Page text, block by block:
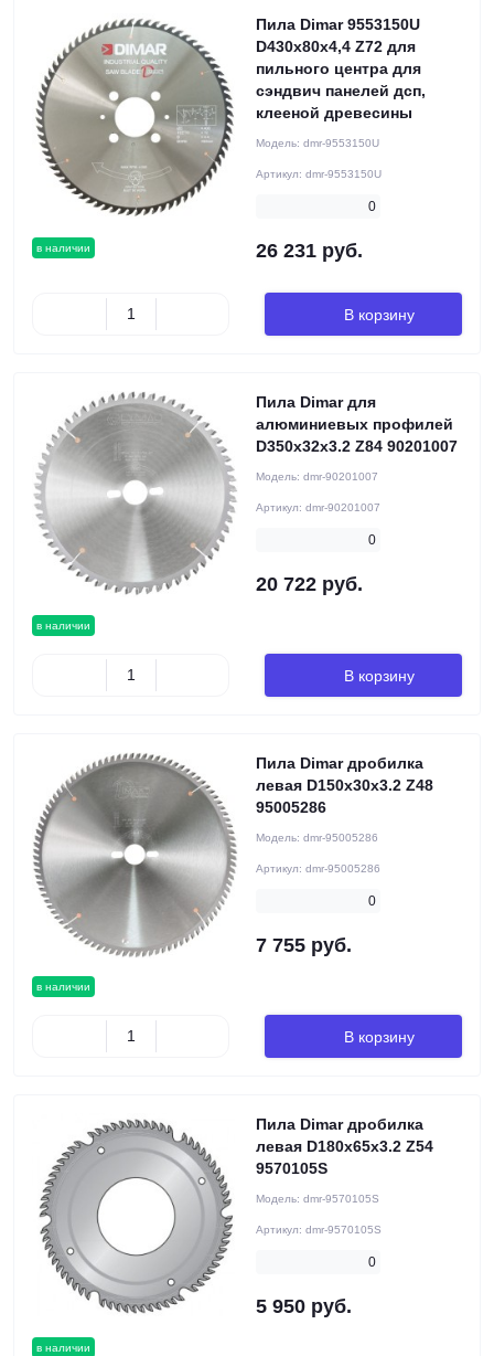
в наличии
Пила Dimar 9553150U
D430x80x4,4 Z72 для
пильного центра для
сэндвич панелей дсп,
клееной древесины
Модель: dmr-9553150U
Артикул: dmr-9553150U
0
26 231 руб.
В корзину
в наличии
Пила Dimar для
алюминиевых профилей
D350x32x3.2 Z84 90201007
Модель: dmr-90201007
Артикул: dmr-90201007
0
20 722 руб.
В корзину
в наличии
Пила Dimar дробилка
левая D150x30x3.2 Z48
95005286
Модель: dmr-95005286
Артикул: dmr-95005286
0
7 755 руб.
В корзину
в наличии
Пила Dimar дробилка
левая D180x65x3.2 Z54
9570105S
Модель: dmr-9570105S
Артикул: dmr-9570105S
0
5 950 руб.